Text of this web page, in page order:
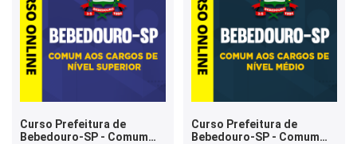
Curso Prefeitura de
Bebedouro-SP - Comum
Curso Prefeitura de
Bebedouro-SP - Comum